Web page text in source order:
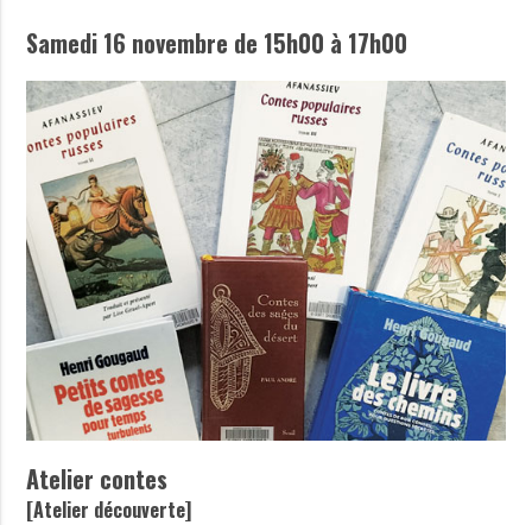
Samedi 16 novembre de 15h00 à 17h00
Atelier contes
[Atelier découverte]